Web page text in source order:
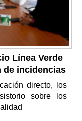
Línea Verde
de incidencias
directo, los
sobre los